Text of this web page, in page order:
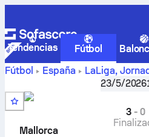
Tendencias Fútbol
Fútbol
España LaLiga,
en vivo, resultados
resultado en directo
23/5/2026
Mallorca
3-0